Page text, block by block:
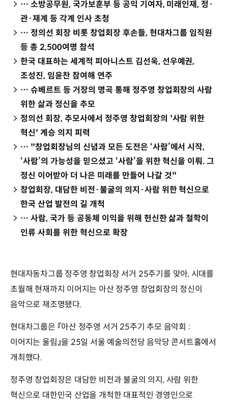
… 소방공무원, 국가보훈부 등 공익 기여자, 미래인재, 정·
관·재계 등 각계 인사 초청
… 정의선 회장 비롯 창업회장 후손들, 현대차그룹 임직원
등 총 2,500여명 참석
한국 대표하는 세계적 피아니스트 김선욱, 선우예권,
조성진, 임윤찬 참여해 연주
… 슈베르트 등 거장의 명곡 통해 정주영 창업회장의 사람
위한 삶과 정신을 추모
정의선 회장, 추모사에서 정주영 창업회장의 '사람 위한
혁신' 계승 의지 피력
… "창업회장님의 신념과 모든 도전은 ‘사람’에서 시작,
‘사람’의 가능성을 믿으셨고 ‘사람’을 위한 혁신을 이뤄. 그
정신 이어받아 더 나은 미래를 만들어 나갈 것"
창업회장, 대담한 비전·불굴의 의지·사람 위한 혁신으로
한국 산업 발전의 길 개척
… 사람, 국가 등 공동체 이익을 위해 헌신한 삶과 철학이
인류 사회를 위한 혁신으로 확장
현대자동차그룹 정주영 창업회장 서거 25주기를 맞아, 시대를
초월해 현재까지 이어지는 아산 정주영 창업회장의 정신이
음악으로 재조명됐다.
현대차그룹은 『아산 정주영 서거 25주기 추모 음악회 :
이어지는 울림』을 25일 서울 예술의전당 음악당 콘서트홀에서
개최했다.
정주영 창업회장은 대담한 비전과 불굴의 의지, 사람 위한
혁신으로 대한민국 산업을 개척한 대표적인 경영인으로